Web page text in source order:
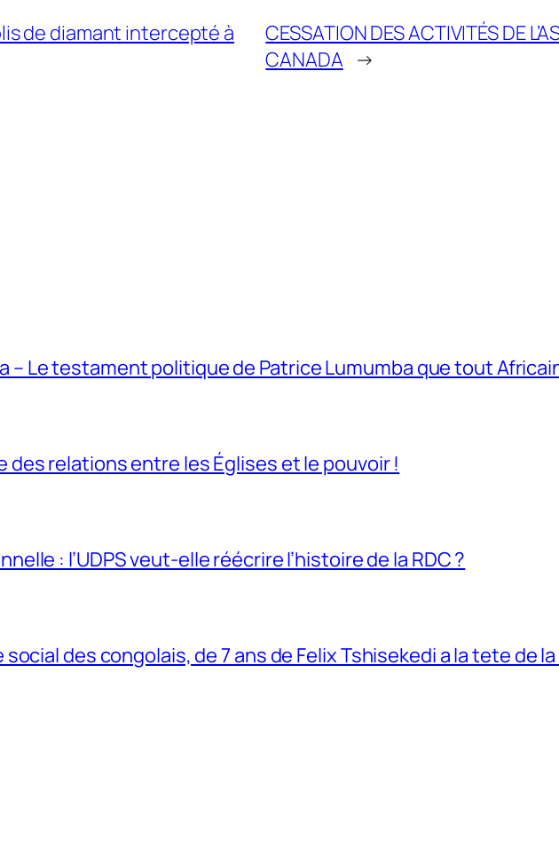
de diamant intercepté à
CESSATION DES ACTIVITÉS DE
CANADA →
– Le testament politique de Patrice Lumumba que tout
des relations entre les Églises et le pouvoir !
: l’UDPS veut-elle réécrire l’histoire de la RDC ?
des congolais, de 7 ans de Felix Tshisekedi a la tete de la